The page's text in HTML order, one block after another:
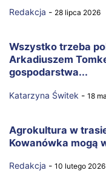
Redakcja - 28 lipca 2026
Wszystko trzeba
Arkadiuszem
gospodarstwa...
Katarzyna Świtek - 18
Agrokultura w
Kowanówka mogą
Redakcja - 10 lutego 2026